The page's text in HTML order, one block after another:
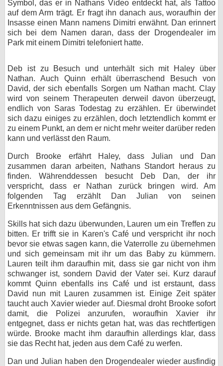
Symbol, das er in Nathans Video entdeckt hat, als Tattoo
auf dem Arm trägt. Er fragt ihn danach aus, woraufhin der
Insasse einen Mann namens Dimitri erwähnt. Dan erinnert
sich bei dem Namen daran, dass der Drogendealer im
Park mit einem Dimitri telefoniert hatte.
Deb ist zu Besuch und unterhält sich mit Haley über
Nathan. Auch Quinn erhält überraschend Besuch von
David, der sich ebenfalls Sorgen um Nathan macht. Clay
wird von seinem Therapeuten derweil davon überzeugt,
endlich von Saras Todestag zu erzählen. Er überwindet
sich dazu einiges zu erzählen, doch letztendlich kommt er
zu einem Punkt, an dem er nicht mehr weiter darüber reden
kann und verlässt den Raum.
Durch Brooke erfährt Haley, dass Julian und Dan
zusammen daran arbeiten, Nathans Standort heraus zu
finden. Währenddessen besucht Deb Dan, der ihr
verspricht, dass er Nathan zurück bringen wird. Am
folgenden Tag erzählt Dan Julian von seinen
Erkenntnissen aus dem Gefängnis.
Skills hat sich dazu überwunden, Lauren um ein Treffen zu
bitten. Er trifft sie in Karen's Café und verspricht ihr noch
bevor sie etwas sagen kann, die Vaterrolle zu übernehmen
und sich gemeinsam mit ihr um das Baby zu kümmern.
Lauren teilt ihm daraufhin mit, dass sie gar nicht von ihm
schwanger ist, sondern David der Vater sei. Kurz darauf
kommt Quinn ebenfalls ins Café und ist erstaunt, dass
David nun mit Lauren zusammen ist. Einige Zeit später
taucht auch Xavier wieder auf. Diesmal droht Brooke sofort
damit, die Polizei anzurufen, woraufhin Xavier ihr
entgegnet, dass er nichts getan hat, was das rechtfertigen
würde. Brooke macht ihm daraufhin allerdings klar, dass
sie das Recht hat, jeden aus dem Café zu werfen.
Dan und Julian haben den Drogendealer wieder ausfindig